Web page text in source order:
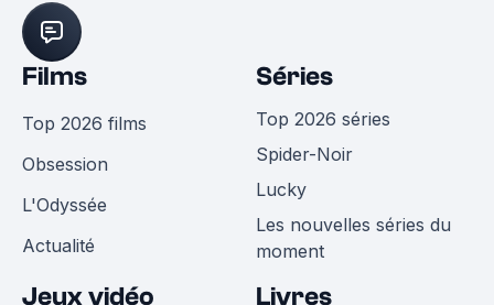
Films
Top 2026 films
Obsession
L'Odyssée
Actualité
Séries
Top 2026 séries
Spider-Noir
Lucky
Les nouvelles séries du
moment
Jeux vidéo Livres